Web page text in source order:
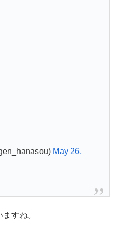
May 26,
すね。